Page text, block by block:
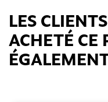
LES
ACHETÉ CE